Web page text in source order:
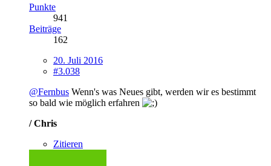
Punkte
941
Beiträge
162
20. Juli 2016
#3.038
@Fernbus Wenn's was Neues gibt, werden wir es bestimmt
so bald wie möglich erfahren
/ Chris
Zitieren